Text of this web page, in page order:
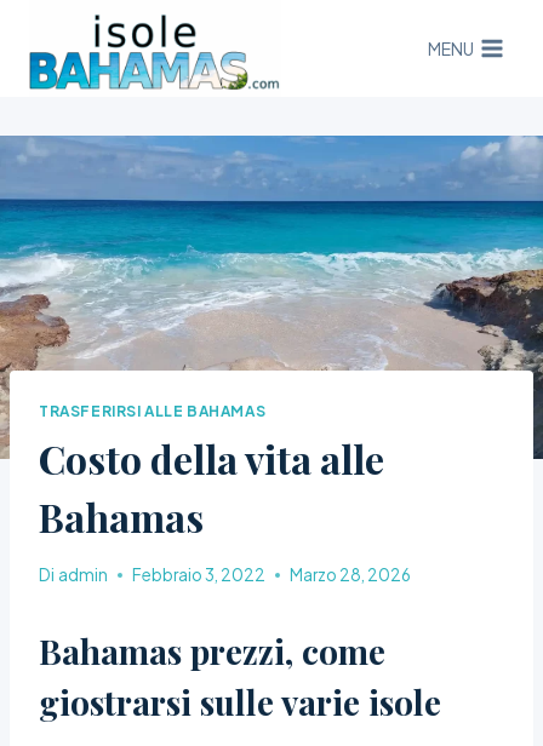
contenuto
MENU
TRASFERIRSI ALLE BAHAMAS
Costo della vita alle
Bahamas
Di admin Febbraio 3, 2022 Marzo 28, 2026
Bahamas prezzi, come
giostrarsi sulle varie isole